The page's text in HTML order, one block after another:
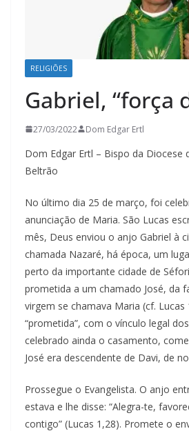
RELIGIÕES
Gabriel, “força
27/03/2022 Dom Edgar Ertl
Dom Edgar Ertl – Bispo da Diocese
Beltrão
No último dia 25 de março, foi
anunciação de Maria. São Lucas
mês, Deus enviou o anjo Gabriel à
chamada Nazaré, há época, um
perto da importante cidade de
prometida a um chamado José, da
virgem se chamava Maria (cf. Lucas
“prometida”, com o vínculo legal
celebrado ainda o casamento,
José era descendente de Davi, de
Prossegue o Evangelista. O anjo
estava e lhe disse: “Alegra-te,
contigo” (Lucas 1,28). Promete o